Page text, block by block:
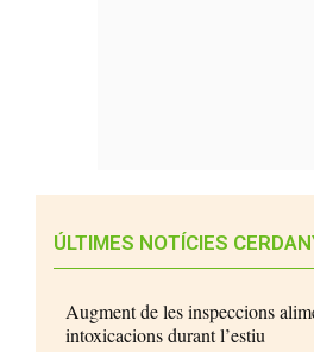
ÚLTIMES NOTÍCIES
Augment de les inspeccions
intoxicacions durant l’estiu